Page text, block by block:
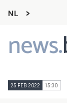
NL
news.
Main
navigation
25 FEB 2022 15:30